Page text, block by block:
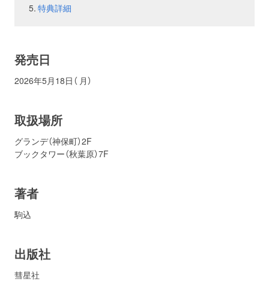
特典詳細
発売日
2026年5月18日（ 月）
取扱場所
グランデ（神保町）2F
ブックタワー（秋葉原）7F
著者
駒込
出版社
彗星社